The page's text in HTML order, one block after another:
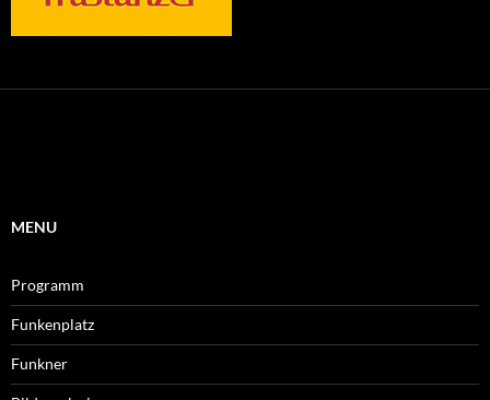
MENU
Programm
Funkenplatz
Funkner